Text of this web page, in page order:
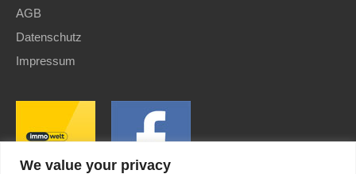
We value your privacy
AGB
Datenschutz
Impressum